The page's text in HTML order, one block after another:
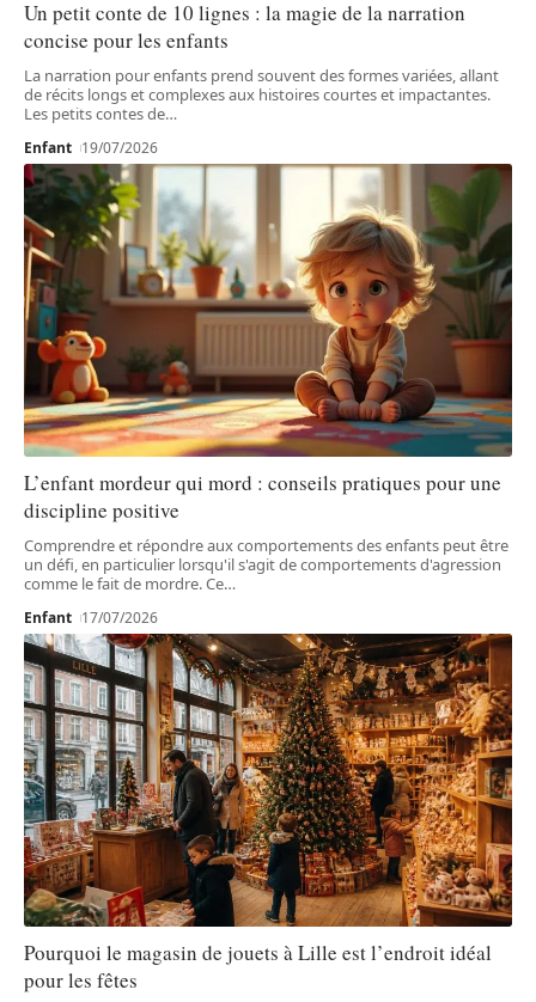
Un petit conte de 10 lignes : la magie de la narration
concise pour les enfants
La narration pour enfants prend souvent des formes variées, allant
de récits longs et complexes aux histoires courtes et impactantes.
Les petits contes de…
Enfant 19/07/2026
L’enfant mordeur qui mord : conseils pratiques pour une
discipline positive
Comprendre et répondre aux comportements des enfants peut être
un défi, en particulier lorsqu'il s'agit de comportements d'agression
comme le fait de mordre. Ce…
Enfant 17/07/2026
Pourquoi le magasin de jouets à Lille est l’endroit idéal
pour les fêtes